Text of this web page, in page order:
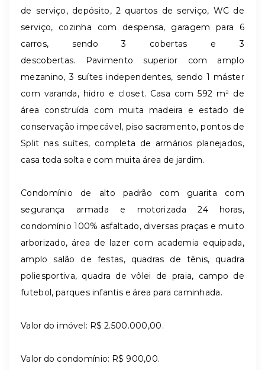
de serviço, depósito, 2 quartos de serviço, WC de
serviço, cozinha com despensa, garagem para 6
carros, sendo 3 cobertas e 3
descobertas. Pavimento superior com amplo
mezanino, 3 suítes independentes, sendo 1 máster
com varanda, hidro e closet. Casa com 592 m² de
área construída com muita madeira e estado de
conservação impecável, piso sacramento, pontos de
Split nas suítes, completa de armários planejados,
casa toda solta e com muita área de jardim.
Condomínio de alto padrão com guarita com
segurança armada e motorizada 24 horas,
condomínio 100% asfaltado, diversas praças e muito
arborizado, área de lazer com academia equipada,
amplo salão de festas, quadras de tênis, quadra
poliesportiva, quadra de vôlei de praia, campo de
futebol, parques infantis e área para caminhada.
Valor do imóvel: R$ 2.500.000,00.
Valor do condomínio: R$ 900,00.